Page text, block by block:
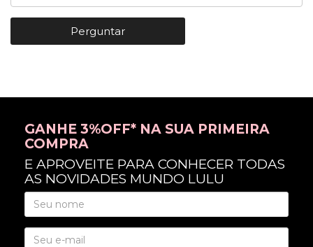
Perguntar
GANHE 3%OFF* NA SUA PRIMEIRA
COMPRA
E APROVEITE PARA CONHECER TODAS
AS NOVIDADES MUNDO LULU